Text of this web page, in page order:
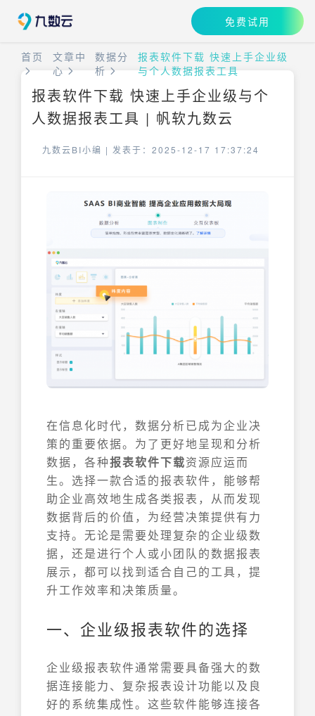
免费试用
首页
文章中
心
数据分
析
报表软件下载 快速上手企业级
与个人数据报表工具
报表软件下载 快速上手企业级与个
人数据报表工具 | 帆软九数云
九数云BI小编 | 发表于：2025-12-17 17:37:24
在信息化时代，数据分析已成为企业决
策的重要依据。为了更好地呈现和分析
数据，各种报表软件下载资源应运而
生。选择一款合适的报表软件，能够帮
助企业高效地生成各类报表，从而发现
数据背后的价值，为经营决策提供有力
支持。无论是需要处理复杂的企业级数
据，还是进行个人或小团队的数据报表
展示，都可以找到适合自己的工具，提
升工作效率和决策质量。
一、企业级报表软件的选择
企业级报表软件通常需要具备强大的数
据连接能力、复杂报表设计功能以及良
好的系统集成性。这些软件能够连接各